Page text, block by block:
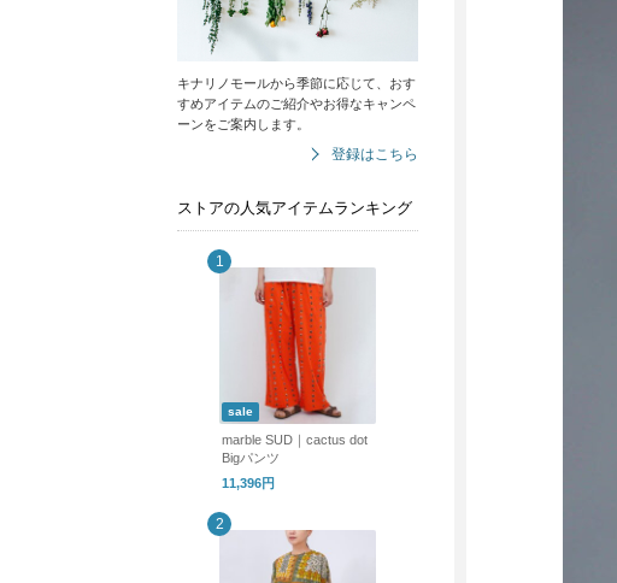
キナリノモールから季節に応じて、おす
すめアイテムのご紹介やお得なキャンペ
ーンをご案内します。
登録はこちら
ストアの人気アイテムランキング
sale
marble SUD｜cactus dot
Bigパンツ
11,396円